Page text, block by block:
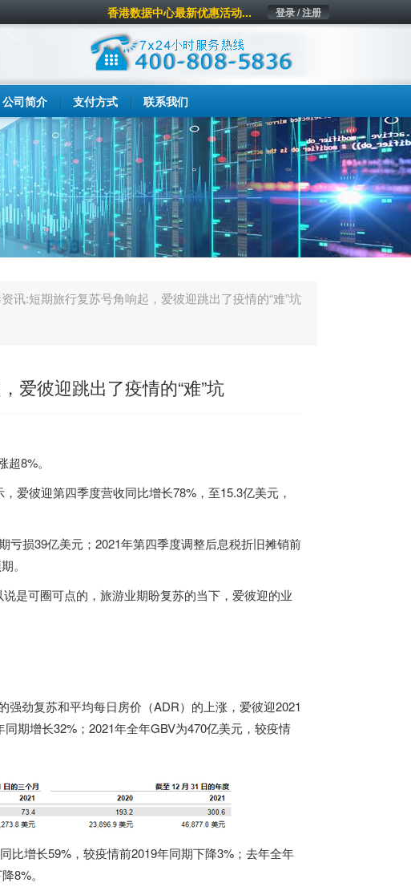
登录 / 注册
香港数据中心最新优惠活动...
公司简介 支付方式 联系我们
讯:短期旅行复苏号角响起，爱彼迎跳出了疫情的“难”坑
爱彼迎跳出了疫情的“难”坑
8%。
爱彼迎第四季度营收同比增长78%，至15.3亿美元，
亏损39亿美元；2021年第四季度调整后息税折旧摊销前
。
是可圈可点的，旅游业期盼复苏的当下，爱彼迎的业
劲复苏和平均每日房价（ADR）的上涨，爱彼迎2021
期增长32%；2021年全年GBV为470亿美元，较疫情
比增长59%，较疫情前2019年同期下降3%；去年全年
8%。